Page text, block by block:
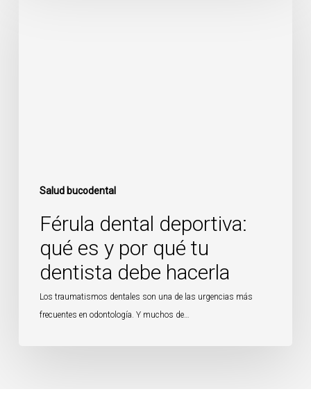
Salud bucodental
hacerla
Férula dental deportiva:
qué es y por qué tu
dentista debe hacerla
Los traumatismos dentales son una de las urgencias más
frecuentes en odontología. Y muchos de…